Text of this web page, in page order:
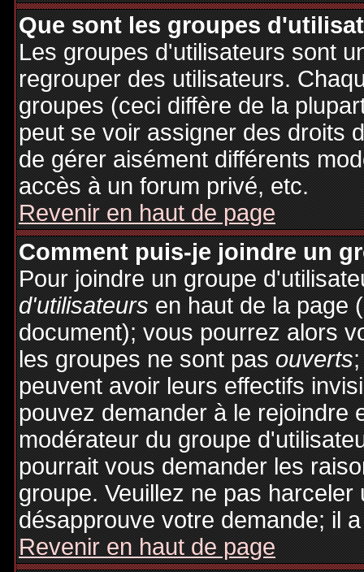
Que sont les groupes
Les groupes d'utilisateurs sont
regrouper des utilisateurs.
groupes (ceci diffère de la
peut se voir assigner des droits
de gérer aisément différents
accès à un forum privé, etc.
Revenir en haut de page
Comment puis-je joindre un
Pour joindre un groupe
d'utilisateursen haut de la page
document); vous pourrez alors
les groupes ne sont pasouverts
peuvent avoir leurs effectifs
pouvez demander à le rejoindre
modérateur du groupe
pourrait vous demander les
groupe. Veuillez ne pas
désapprouve votre demande; il
Revenir en haut de page